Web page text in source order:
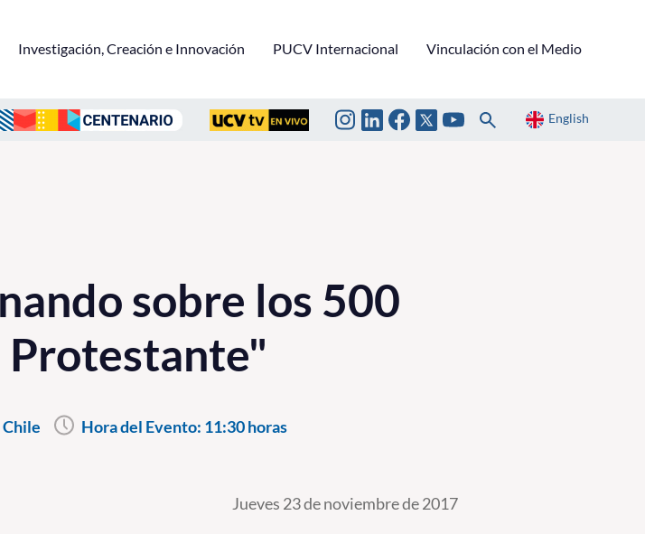
Investigación, Creación e Innovación PUCV Internacional Vinculación con el Medio
English
sobre los 500
Protestante"
Hora del Evento: 11:30 horas
Jueves 23 de noviembre de 2017